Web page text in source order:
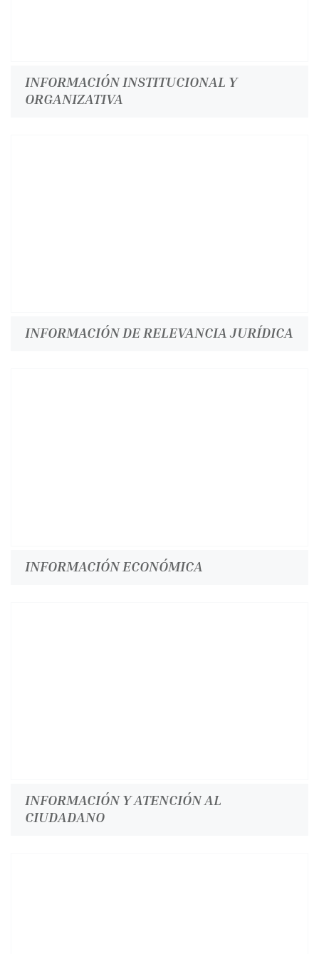
INFORMACIÓN INSTITUCIONAL Y
ORGANIZATIVA
INFORMACIÓN DE RELEVANCIA JURÍDICA
INFORMACIÓN ECONÓMICA
INFORMACIÓN Y ATENCIÓN AL
CIUDADANO